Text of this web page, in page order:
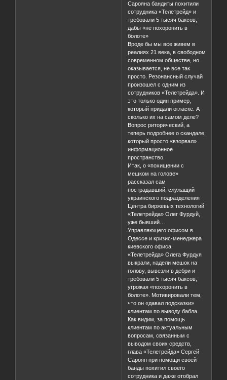
Сарояна бандиты похитили
сотрудника «Телетрейд» и
требовали 5 тысяч баксов,
дабы «не похоронить в
болоте»
Вроде бы мы все живем в
реалиях 21 века, в свободном
современном обществе, но
оказывается, не все так
просто. Резонансный случай
произошел с одним из
сотрудников «Телетрейда». И
это только один пример,
который придали огласке. А
сколько их на самом деле?
Вопрос риторический, а
теперь подробнее о скандале,
который просто «взорвал»
информационное
пространство.
Итак, о «похищении с
мешком на голове»
рассказал сам
пострадавший, служащий
украинского подразделения
Центра биржевых технологий
«Телетрейда» Олег Фурдуй,
уже бывший…
Управляющего офисом в
Одессе и кризис-менеджера
киевского офиса
«Телетрейда» Олега Фурдуя
выкрали, надели мешок на
голову, вывезли в дебри и
требовали 5 тысяч баксов,
угрожая «похоронить в
болоте». Мотивировали тем,
что он «давал подсказки»
клиентам по выводу бабла.
Как видим, за помощь
клиентам по актуальным
вопросам, связанным с
выводом своих средств,
глава «Телетрейда» Сергей
Сароян при помощи своей
банды похитил своего
сотрудника и даже отобрал